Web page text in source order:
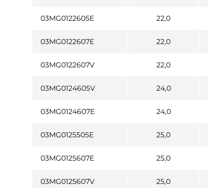
03MG0122605E 22,0
03MG0122607E 22,0
03MG0122607V 22,0
03MG0124605V 24,0
03MG0124607E 24,0
03MG0125505E 25,0
03MG0125607E 25,0
03MG0125607V 25,0